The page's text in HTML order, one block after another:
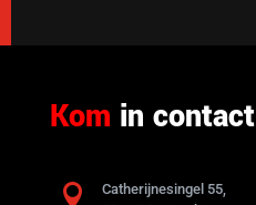
Kom in contact

Catherijnesingel 55,